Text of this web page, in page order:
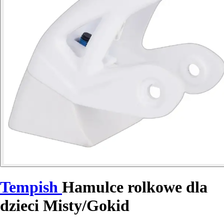
Tempish Hamulce rolkowe dla
dzieci Misty/Gokid